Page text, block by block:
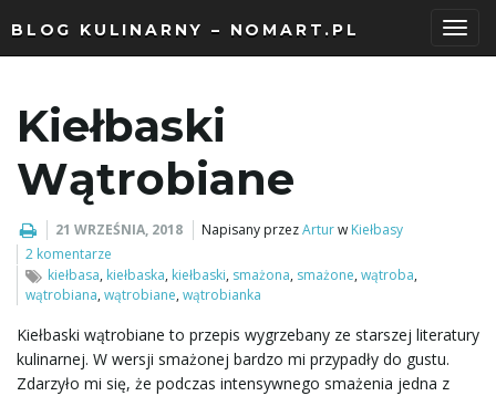
e
BLOG KULINARNY – NOMART.PL
Kiełbaski
Wątrobiane
21 WRZEŚNIA, 2018 Napisany przezArturw Kiełbasy
2 komentarze
kiełbasa, kiełbaska, kiełbaski, smażona, smażone,wątroba,
wątrobiana,wątrobiane,wątrobianka
Kiełbaski wątrobiane to przepis wygrzebany ze starszej literatury
kulinarnej. W wersji smażonej bardzo mi przypadły do gustu.
Zdarzyło mi się, że podczas intensywnego smażenia jedna z